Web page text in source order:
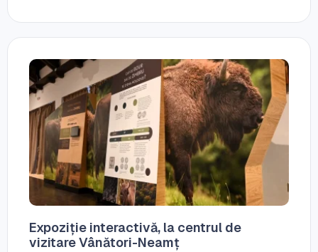
Expoziție interactivă, la centrul de
vizitare Vânători-Neamț